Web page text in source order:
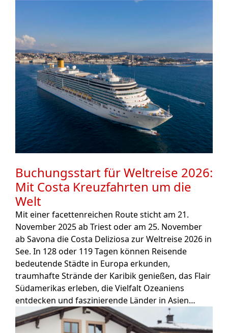
Buchungsstart für Weltreise 2026:
Mit Costa Kreuzfahrten um die
Welt
Mit einer facettenreichen Route sticht am 21.
November 2025 ab Triest oder am 25. November
ab Savona die Costa Deliziosa zur Weltreise 2026 in
See. In 128 oder 119 Tagen können Reisende
bedeutende Städte in Europa erkunden,
traumhafte Strände der Karibik genießen, das Flair
Südamerikas erleben, die Vielfalt Ozeaniens
entdecken und faszinierende Länder in Asien…